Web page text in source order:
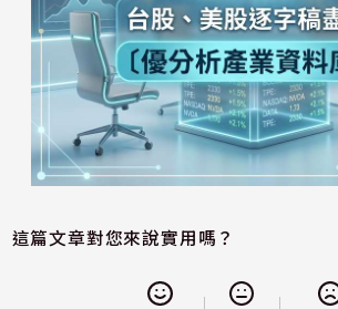
這篇文章對您來說實用嗎？